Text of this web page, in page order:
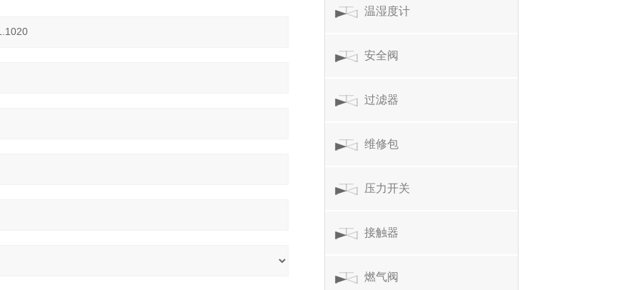
温湿度计
安全阀
过滤器
维修包
压力开关
接触器
燃气阀